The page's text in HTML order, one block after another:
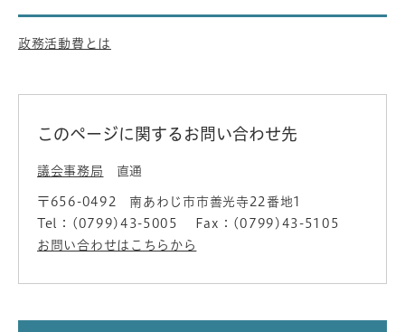
政務活動費とは
このページに関するお問い合わせ先
議会事務局 直通
〒656-0492
南あわじ市市善光寺22番地1
Tel：(0799)43-5005
Fax：(0799)43-5105
お問い合わせはこちらから